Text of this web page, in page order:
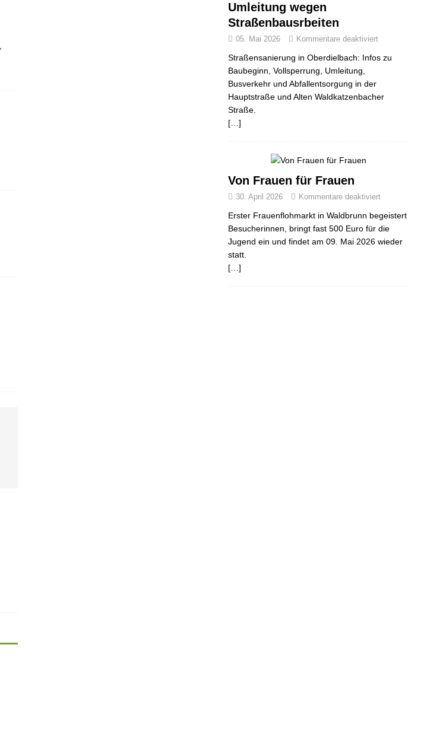
Umleitung wegen
Straßenbausrbeiten
05. Mai 2026 Kommentare deaktiviert
Straßensanierung in Oberdielbach: Infos zu
Baubeginn, Vollsperrung, Umleitung,
Busverkehr und Abfallentsorgung in der
Hauptstraße und Alten Waldkatzenbacher
Straße.
[…]
Von Frauen für Frauen
30. April 2026 Kommentare deaktiviert
Erster Frauenflohmarkt in Waldbrunn begeistert
Besucherinnen, bringt fast 500 Euro für die
Jugend ein und findet am 09. Mai 2026 wieder
statt.
[…]